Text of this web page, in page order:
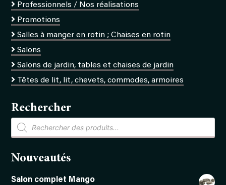
Professionnels / Nos réalisations
Promotions
Salles à manger en rotin ; Chaises en rotin
Salons
Salons de jardin, tables et chaises de jardin
Têtes de lit, lit, chevets, commodes, armoires
Rechercher
Recherche
de
produits
Nouveautés
Salon complet Mango